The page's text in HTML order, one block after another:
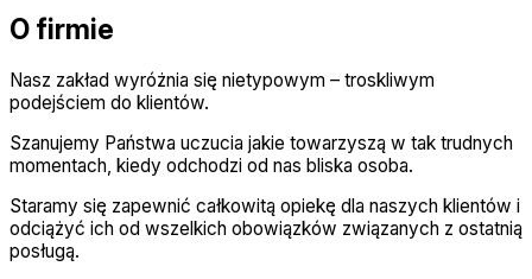
O firmie
Nasz zakład wyróżnia się nietypowym – troskliwym
podejściem do klientów.
Szanujemy Państwa uczucia jakie towarzyszą w tak trudnych
momentach, kiedy odchodzi od nas bliska osoba.
Staramy się zapewnić całkowitą opiekę dla naszych klientów i
odciążyć ich od wszelkich obowiązków związanych z ostatnią
posługą.